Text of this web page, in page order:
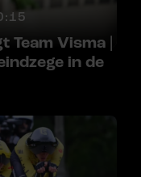
Team Visma |
in de